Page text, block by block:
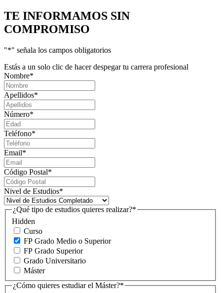
TE INFORMAMOS SIN
COMPROMISO
"*" señala los campos obligatorios
Estás a un solo clic de hacer despegar tu carrera profesional
Nombre*
Apellidos*
Número*
Teléfono*
Email*
Código Postal*
Nivel de Estudios*
Hidden
¿Qué tipo de estudios quieres realizar?*
Curso
FP Grado Medio o Superior
FP Grado Superior
Grado Universitario
Máster
¿Cómo quieres estudiar el Máster?*